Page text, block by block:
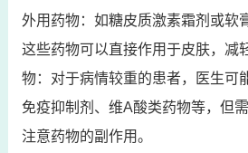
外用药物：如糖皮质激素霜剂或软
这些药物可以直接作用于皮肤，减
物：对于病情较重的患者，医生可
免疫抑制剂、维A酸类药物等，但
注意药物的副作用。